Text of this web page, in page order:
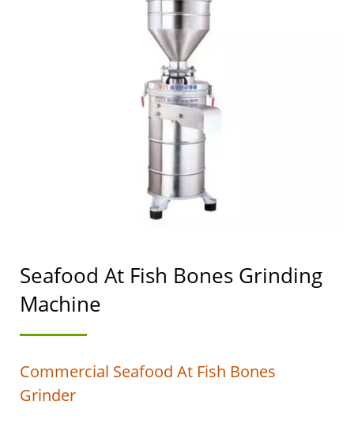
PANGGILING NG ISDA,
MAKINA NG PAGKAIN,
KAGAMITAN SA
PAGKAIN/ PINUNO NG
MAKINA SA PAGGAWA
NG AWTOMATIKONG
TOFU AT SOYMILK NA
PRAYORIDAD SA
KALIGTASAN NG
Seafood At Fish Bones Grinding
Machine
Commercial Seafood At Fish Bones
Grinder